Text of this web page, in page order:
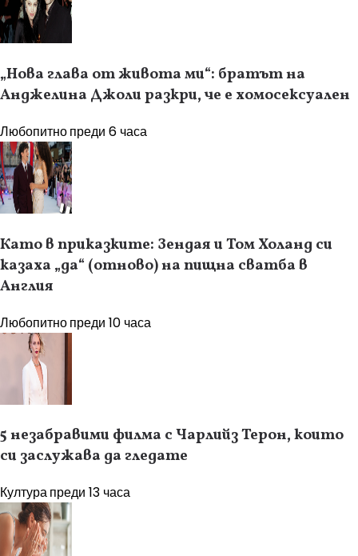
„Нова глава от живота ми“: братът на
Анджелина Джоли разкри, че е хомосексуален
Любопитнопреди 6 часа
Като в приказките: Зендая и Том Холанд си
казаха „да“ (отново) на пищна сватба в
Англия
Любопитнопреди 10 часа
5 незабравими филма с Чарлийз Терон, които
си заслужава да гледате
Културапреди 13 часа